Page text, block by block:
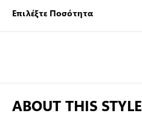
Επιλέξτε Ποσότητα
ABOUT THIS STYLE